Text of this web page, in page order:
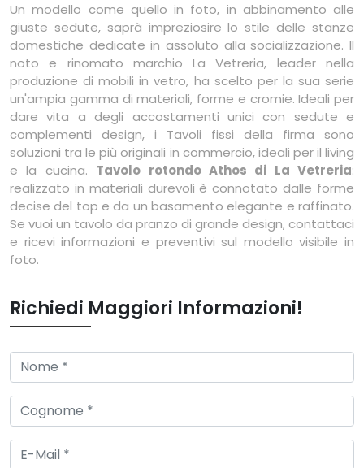
Un modello come quello in foto, in abbinamento alle
giuste sedute, saprà impreziosire lo stile delle stanze
domestiche dedicate in assoluto alla socializzazione. Il
noto e rinomato marchio La Vetreria, leader nella
produzione di mobili in vetro, ha scelto per la sua serie
un'ampia gamma di materiali, forme e cromie. Ideali per
dare vita a degli accostamenti unici con sedute e
complementi design, i Tavoli fissi della firma sono
soluzioni tra le più originali in commercio, ideali per il living
e la cucina. Tavolo rotondo Athos di La Vetreria:
realizzato in materiali durevoli è connotato dalle forme
decise del top e da un basamento elegante e raffinato.
Se vuoi un tavolo da pranzo di grande design, contattaci
e ricevi informazioni e preventivi sul modello visibile in
foto.
Richiedi Maggiori Informazioni!